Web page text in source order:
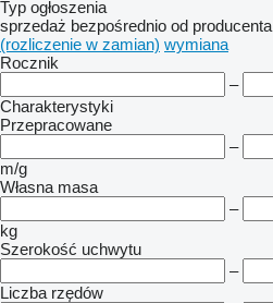
Typ ogłoszenia
sprzedaż bezpośrednio od producenta
(rozliczenie w zamian) wymiana
Rocznik
–
Charakterystyki
Przepracowane
–
m/g
Własna masa
–
kg
Szerokość uchwytu
–
Liczba rzędów